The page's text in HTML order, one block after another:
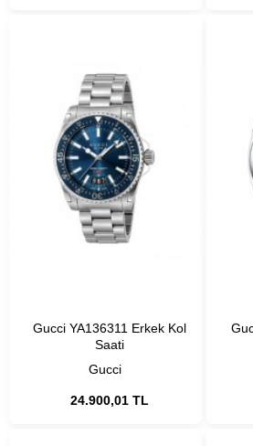
Gucci
Gucci YA136311 Erkek Kol
Saati
24.900,01 TL